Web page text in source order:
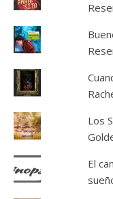
Los
El